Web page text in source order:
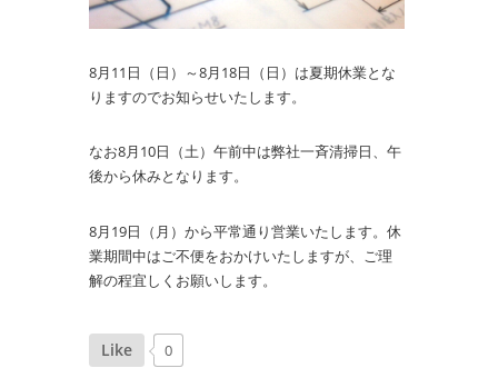
8月11日（日）～8月18日（日）は夏期休業とな
りますのでお知らせいたします。
なお8月10日（土）午前中は弊社一斉清掃日、午
後から休みとなります。
8月19日（月）から平常通り営業いたします。休
業期間中はご不便をおかけいたしますが、ご理
解の程宜しくお願いします。
Like 0